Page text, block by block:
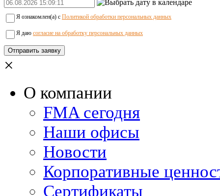
Я ознакомлен(а) с Политикой обработки персональных данных
Я даю согласие на обработку персональных данных
×
О компании
FMA сегодня
Наши офисы
Новости
Корпоративные
Сертификаты